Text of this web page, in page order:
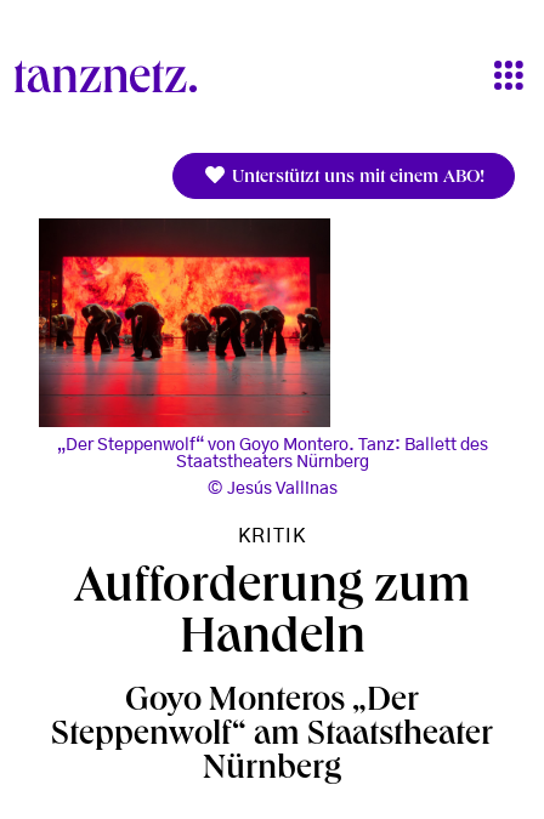
Unterstützt uns mit einem ABO!
„Der Steppenwolf“ von Goyo Montero. Tanz: Ballett des
Staatstheaters Nürnberg
Jesús Vallinas
KRITIK
Aufforderung zum
Handeln
Goyo Monteros „Der
Steppenwolf“ am Staatstheater
Nürnberg